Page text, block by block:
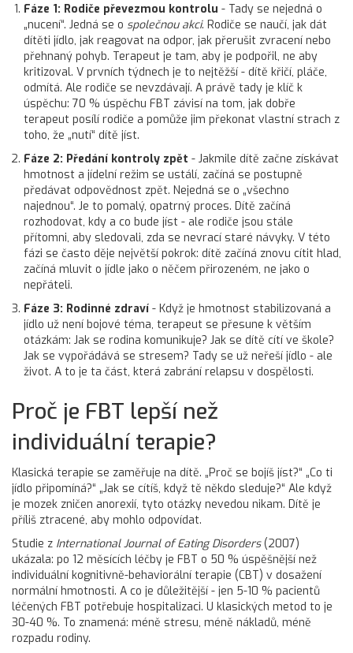
Fáze 1: Rodiče převezmou kontrolu - Tady se nejedná o
„nucení“. Jedná se o společnou akci. Rodiče se naučí, jak dát
dítěti jídlo, jak reagovat na odpor, jak přerušit zvracení nebo
přehnaný pohyb. Terapeut je tam, aby je podpořil, ne aby
kritizoval. V prvních týdnech je to nejtěžší - dítě křičí, pláče,
odmítá. Ale rodiče se nevzdávají. A právě tady je klíč k
úspěchu: 70 % úspěchu FBT závisí na tom, jak dobře
terapeut posílí rodiče a pomůže jim překonat vlastní strach z
toho, že „nutí“ dítě jíst.
Fáze 2: Předání kontroly zpět - Jakmile dítě začne získávat
hmotnost a jídelní režim se ustálí, začíná se postupně
předávat odpovědnost zpět. Nejedná se o „všechno
najednou“. Je to pomalý, opatrný proces. Dítě začíná
rozhodovat, kdy a co bude jíst - ale rodiče jsou stále
přítomni, aby sledovali, zda se nevrací staré návyky. V této
fázi se často děje největší pokrok: dítě začíná znovu cítit hlad,
začíná mluvit o jídle jako o něčem přirozeném, ne jako o
nepřáteli.
Fáze 3: Rodinné zdraví - Když je hmotnost stabilizovaná a
jídlo už není bojové téma, terapeut se přesune k větším
otázkám: Jak se rodina komunikuje? Jak se dítě cítí ve škole?
Jak se vypořádává se stresem? Tady se už neřeší jídlo - ale
život. A to je ta část, která zabrání relapsu v dospělosti.
Proč je FBT lepší než
individuální terapie?
Klasická terapie se zaměřuje na dítě. „Proč se bojíš jíst?“ „Co ti
jídlo připomíná?“ „Jak se cítíš, když tě někdo sleduje?“ Ale když
je mozek zničen anorexií, tyto otázky nevedou nikam. Dítě je
příliš ztracené, aby mohlo odpovídat.
Studie z International Journal of Eating Disorders(2007)
ukázala: po 12 měsících léčby je FBT o 50 % úspěšnější než
individuální kognitivně-behaviorální terapie (CBT) v dosažení
normální hmotnosti. A co je důležitější - jen 5-10 % pacientů
léčených FBT potřebuje hospitalizaci. U klasických metod to je
30-40 %. To znamená: méně stresu, méně nákladů, méně
rozpadu rodiny.